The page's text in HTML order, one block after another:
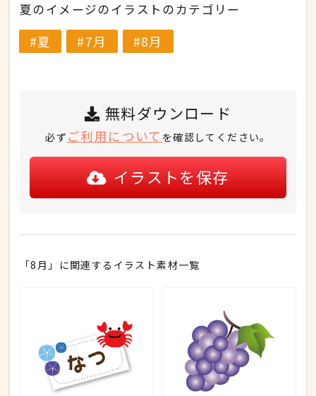
夏のイメージのイラストのカテゴリー
夏 7月 8月
無料ダウンロード
必ず ご利用について を確認してください。
イラストを保存
「8月」に関連するイラスト素材一覧